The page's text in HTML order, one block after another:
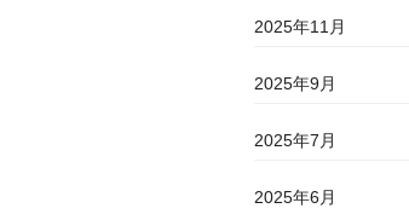
2025年11月
2025年9月
2025年7月
2025年6月